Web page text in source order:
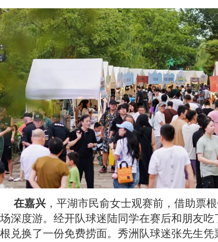
在嘉兴 ，平湖市民俞女士观赛前，借助票
场深度游。经开队球迷陆同学在赛后和朋友
根兑换了一份免费捞面。秀洲队球迷张先生